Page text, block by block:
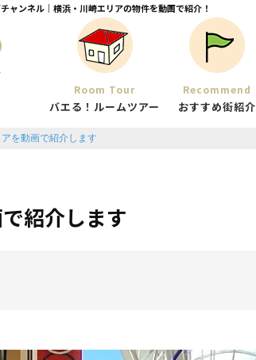
ャンネル｜横浜・川崎エリアの物件を動画で紹介！
Room Tour
バエる！ルームツアー
Recommend
おすすめ街紹介
を動画で紹介します
紹介します